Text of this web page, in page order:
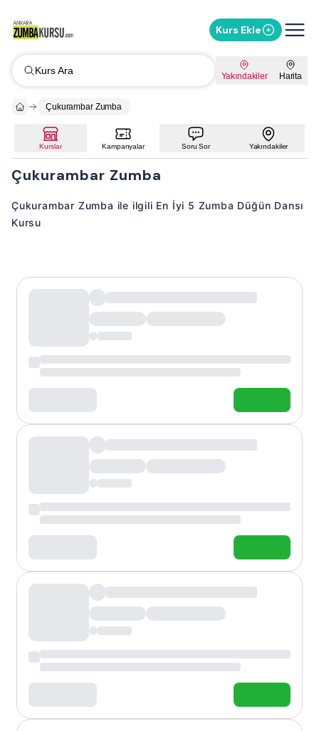
Kurs Ekle
Kurs Ara Yakındakiler Harita
Çukurambar Zumba
Kurslar Kampanyalar Soru Sor Yakındakiler
Çukurambar Zumba
Çukurambar Zumba ile ilgili En İyi 5 Zumba Düğün Dansı
Kursu